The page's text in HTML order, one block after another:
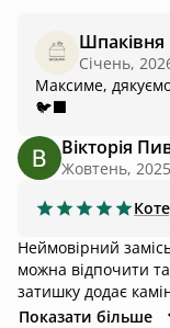
Шпаківня
Січень,
Максиме,
🐦‍⬛
Вікторія
Жовтень, 2025
Неймовірний
можна відпочити
затишку додає
Також чудове
Показати більше